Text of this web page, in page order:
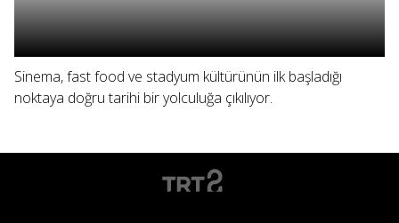
Sinema, fast food ve stadyum kültürünün ilk başladığı
noktaya doğru tarihi bir yolculuğa çıkılıyor.